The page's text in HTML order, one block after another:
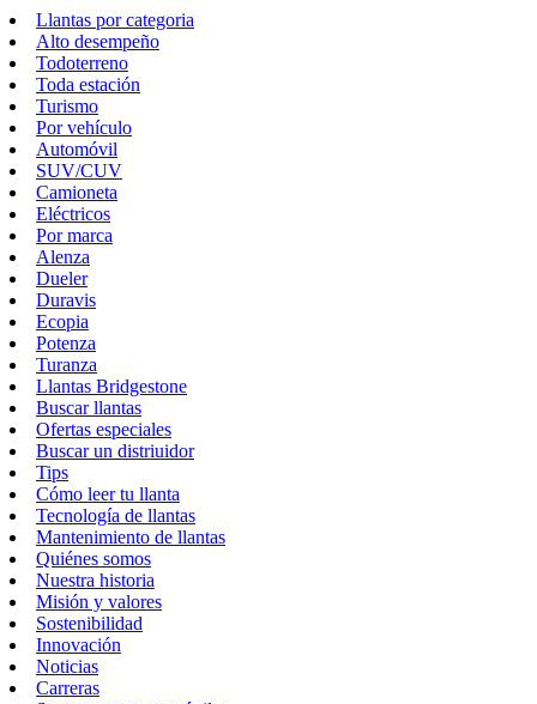
Llantas por categoria
Alto desempeño
Todoterreno
Toda estación
Turismo
Por vehículo
Automóvil
SUV/CUV
Camioneta
Eléctricos
Por marca
Alenza
Dueler
Duravis
Ecopia
Potenza
Turanza
Llantas Bridgestone
Buscar llantas
Ofertas especiales
Buscar un distriuidor
Tips
Cómo leer tu llanta
Tecnología de llantas
Mantenimiento de llantas
Quiénes somos
Nuestra historia
Misión y valores
Sostenibilidad
Innovación
Noticias
Carreras